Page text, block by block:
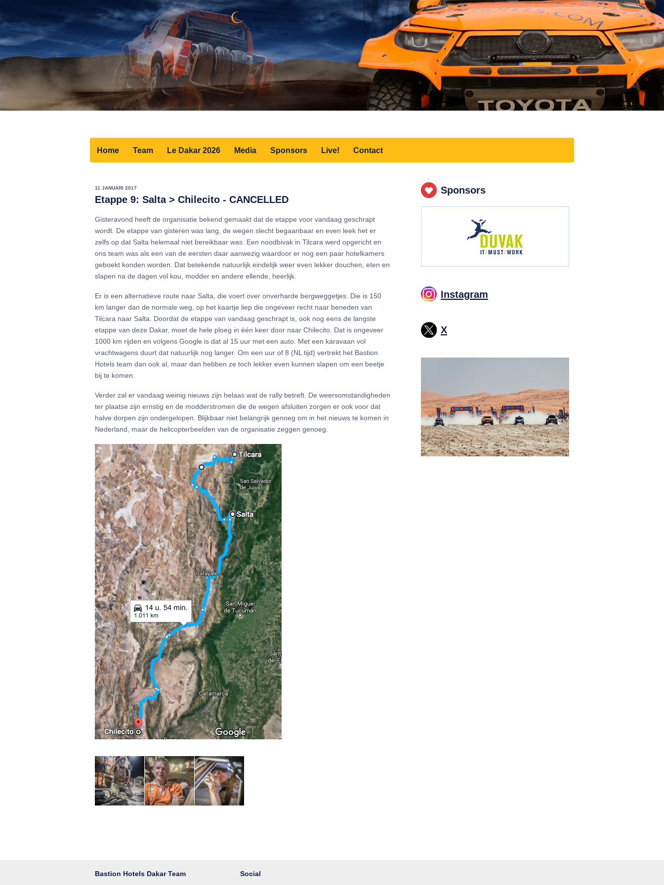
Home Team Le Dakar 2026 Media Sponsors Live! Contact
11 JANUARI 2017
Etappe 9: Salta > Chilecito - CANCELLED
Gisteravond heeft de organisatie bekend gemaakt dat de etappe voor vandaag geschrapt
wordt. De etappe van gisteren was lang, de wegen slecht begaanbaar en even leek het er
zelfs op dat Salta helemaal niet bereikbaar was. Een noodbivak in Tilcara werd opgericht en
ons team was als een van de eersten daar aanwezig waardoor er nog een paar hotelkamers
geboekt konden worden. Dat betekende natuurlijk eindelijk weer even lekker douchen, eten en
slapen na de dagen vol kou, modder en andere ellende, heerlijk.
Er is een alternatieve route naar Salta, die voert over onverharde bergweggetjes. Die is 150
km langer dan de normale weg, op het kaartje liep die ongeveer recht naar beneden van
Tilcara naar Salta. Doordat de etappe van vandaag geschrapt is, ook nog eens de langste
etappe van deze Dakar, moet de hele ploeg in één keer door naar Chilecito. Dat is ongeveer
1000 km rijden en volgens Google is dat al 15 uur met een auto. Met een karavaan vol
vrachtwagens duurt dat natuurlijk nog langer. Om een uur of 8 (NL tijd) vertrekt het Bastion
Hotels team dan ook al, maar dan hebben ze toch lekker even kunnen slapen om een beetje
bij te komen.
Verder zal er vandaag weinig nieuws zijn helaas wat de rally betreft. De weersomstandigheden
ter plaatse zijn ernstig en de modderstromen die de wegen afsluiten zorgen er ook voor dat
halve dorpen zijn ondergelopen. Blijkbaar niet belangrijk genoeg om in het nieuws te komen in
Nederland, maar de helicopterbeelden van de organisatie zeggen genoeg.
Sponsors
Instagram
X
Bastion Hotels Dakar Team Social